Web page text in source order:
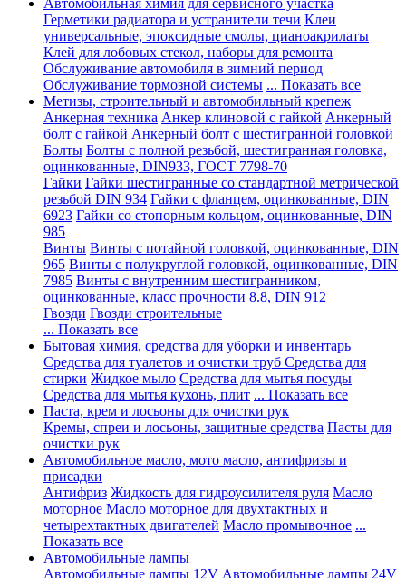
Автомобильная химия для сервисного участка
Герметики радиатора и устранители течи Клеи
универсальные, эпоксидные смолы, цианоакрилаты
Клей для лобовых стекол, наборы для ремонта
Обслуживание автомобиля в зимний период
Обслуживание тормозной системы ... Показать все
Метизы, строительный и автомобильный крепеж
Анкерная техника Анкер клиновой с гайкой Анкерный
болт с гайкой Анкерный болт с шестигранной головкой
Болты Болты с полной резьбой, шестигранная головка,
оцинкованные, DIN933, ГОСТ 7798-70
Гайки Гайки шестигранные со стандартной метрической
резьбой DIN 934 Гайки с фланцем, оцинкованные, DIN
6923 Гайки со стопорным кольцом, оцинкованные, DIN
985
Винты Винты с потайной головкой, оцинкованные, DIN
965 Винты с полукруглой головкой, оцинкованные, DIN
7985 Винты с внутренним шестигранником,
оцинкованные, класс прочности 8.8, DIN 912
Гвозди Гвозди строительные
... Показать все
Бытовая химия, средства для уборки и инвентарь
Средства для туалетов и очистки труб Средства для
стирки Жидкое мыло Средства для мытья посуды
Средства для мытья кухонь, плит ... Показать все
Паста, крем и лосьоны для очистки рук
Кремы, спреи и лосьоны, защитные средства Пасты для
очистки рук
Автомобильное масло, мото масло, антифризы и
присадки
Антифриз Жидкость для гидроусилителя руля Масло
моторное Масло моторное для двухтактных и
четырехтактных двигателей Масло промывочное ...
Показать все
Автомобильные лампы
Автомобильные лампы 12V Автомобильные лампы 24V